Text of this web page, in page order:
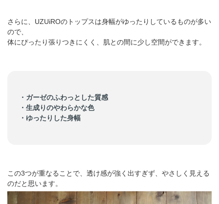
さらに、UZUiROのトップスは身幅がゆったりしているものが多い
ので、
体にぴったり張りつきにくく、肌との間に少し空間ができます。
・ガーゼのふわっとした質感
・生成りのやわらかな色
・ゆったりした身幅
この3つが重なることで、透け感が強く出すぎず、やさしく見える
のだと思います。